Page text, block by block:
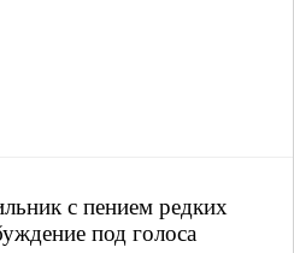
с пением редких
под голоса